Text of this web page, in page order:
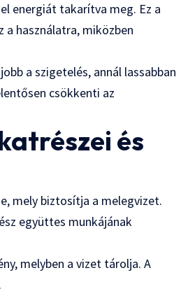
energiát takarítva meg. Ez a
használatra, miközben
a szigetelés, annál lassabban
csökkenti az
és
mely biztosítja a melegvizet.
együttes munkájának
melyben a vizet tárolja. A